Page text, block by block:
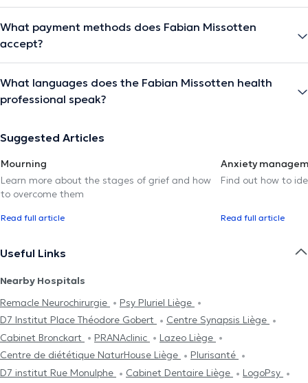
What payment methods does Fabian Missotten
accept?
What languages does the Fabian Missotten health
professional speak?
Suggested Articles
Mourning
Learn more about the stages of grief and how
to overcome them
Read full article
Anxiety
Find out how to
Read full article
Useful Links
Nearby Hospitals
Remacle Neurochirurgie
Psy Pluriel Liège
D7 Institut Place Théodore Gobert
Centre Synapsis Liège
Cabinet Bronckart
PRANAclinic
Lazeo Liège
Centre de diététique NaturHouse Liège
Plurisanté
D7 institut Rue Monulphe
Cabinet Dentaire Liège
LogoPsy